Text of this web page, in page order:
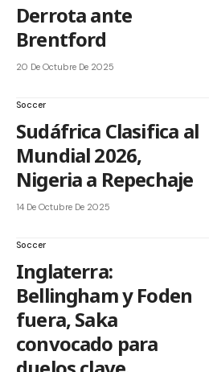
Derrota ante
Brentford
20 De Octubre De 2025
Soccer
Sudáfrica Clasifica al
Mundial 2026,
Nigeria a Repechaje
14 De Octubre De 2025
Soccer
Inglaterra:
Bellingham y Foden
fuera, Saka
convocado para